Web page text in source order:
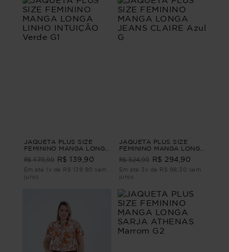
JAQUETA PLUS SIZE
FEMININO MANGA LONGA
LINHO INTUIÇÃO Verde
G1
R$ 179,90 R$ 139,90
Em até 1x de R$ 139,90 sem
juros
JAQUETA PLUS SIZE
FEMININO MANGA LONGA
JEANS CLAIRE Azul G
R$ 324,90 R$ 294,90
Em até 3x de R$ 98,30 sem
juros